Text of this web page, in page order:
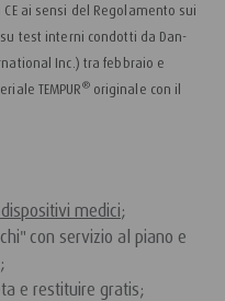
ai sensi del Regolamento sui
test interni condotti da Dan-
Inc.) tra febbraio e
TEMPUR®originale con il
medici;
con servizio al piano e
e restituire gratis;